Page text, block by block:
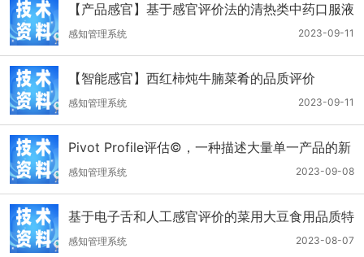
【产品感官】基于感官评价法的清热类中药口服液
味觉评价研究
2023-09-11
感知管理系统
【智能感官】西红柿炖牛腩菜肴的品质评价
2023-09-11
感知管理系统
Pivot Profile评估©，一种描述大量单一产品的新
方法：世界各地蜂蜜的案例研究
2023-09-08
感知管理系统
基于电子舌和人工感官评价的菜用大豆食用品质特
性分析
2023-08-07
感知管理系统